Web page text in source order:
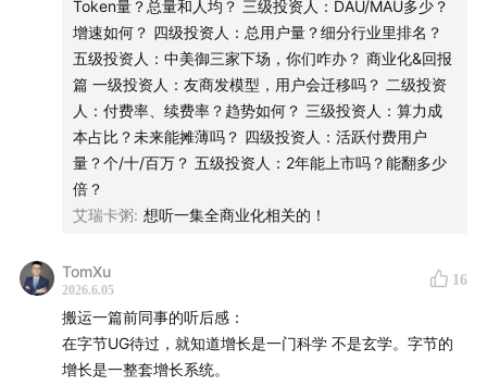
本期内容由阶跃星辰赞助播出
阶跃星辰Step 3.7 Flash是专门面向生产级 Agent 的高
效率 Flash 模型，一开始就为 Agent、Coding、Search
和多模态工作流设计，让你的生产工作流又快又稳。
感兴趣的小伙伴欢迎点击
券，可以直接上手跑一跑，看看它在你的工作流里表现怎
阶跃星辰Step 3.7 Flash链接：
是挑选目标市场，外包公司翻译初稿，再由本地团队修改。
Facebook 增长团队一个叫哈维尔·奥利凡的成员——这个人
后来成了 Facebook 三大核心部门之一中央产品服务集团的
负责人——他开发了一个众包翻译系统，让用户自己介入翻
译过程，对翻译结果投票。差不多 1 万人参与了法语、西班
牙语和德语的翻译，西班牙语版四周搞定，德语版两周搞
定，国际用户数量从此起飞，就是用工具和组织把国际化变
成一件可复制的事。
第三是把 A/B 测试和灰度发布做成基建。Facebook 2007
从 HTML5 转原生 APP 之后，又重新开发了一套移动端的灰
度发布和 A/B 测试框架，叫 Airlock 和 Mobile Lab。
Facebook 桌面端那时候是一周一发，每周二例行迭代，所
有版本上线之前都要 A/B 测试拿到数据支撑。Facebook 那
Token量？总量和人均？ 三级投资人：DAU/MAU多少？
增速如何？ 四级投资人：总用户量？细分行业里排名？
五级投资人：中美御三家下场，你们咋办？ 商业化&回报
篇 一级投资人：友商发模型，用户会迁移吗？ 二级投资
人：付费率、续费率？趋势如何？ 三级投资人：算力成
本占比？未来能摊薄吗？ 四级投资人：活跃付费用户
量？个/十/百万？ 五级投资人：2年能上市吗？能翻多少
倍？
艾瑞卡粥: 想听一集全商业化相关的！
TomXu
2026.6.05
16
搬运一篇前同事的听后感：
在字节UG待过，就知道增长是一门科学 不是玄学。字节的
增长是一整套增长系统。